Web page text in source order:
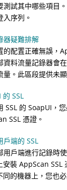
測試其中哪些項目
序列。
器疑難排解
的配置正確無誤，
資料流量記錄器會
量。此區段提供未
SSL
SSL 的 SoapUI，
SSL 憑證。
戶端的 SSL
用戶端進行記錄時
安裝 AppScan SSL
同的機器上，您也